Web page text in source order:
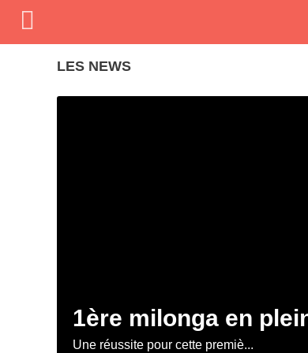
LES NEWS
1ère milonga en
Une réussite pour cette premiè...